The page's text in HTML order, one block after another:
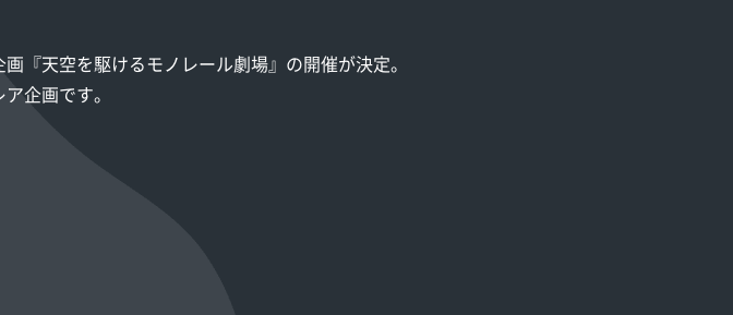
『天空を駆けるモノレール劇場』の開催が決定。
企画です。